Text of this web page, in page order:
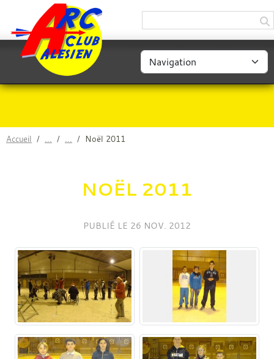
Accueil Noël 2011
NOËL 2011
PUBLIÉ LE 26 NOV. 2012
Panneau de gestion des cookies